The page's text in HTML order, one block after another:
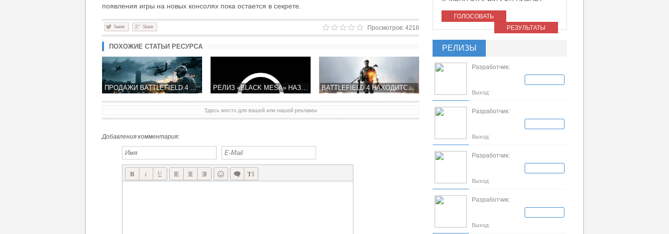
появления игры на новых консолях пока остается в секрете.
Просмотров: 4218
ПОХОЖИЕ СТАТЬИ РЕСУРСА
ПРОДАЖИ BATTLEFIELD 4 ОТ DICE ДОСТИГНУТ 14 МЛН. КОПИЙ РЕЛИЗ «BLACK MESA» НАЗНАЧЕН НА СЕНТЯБРЬ BATTLEFIELD 4 НАХОДИТСЯ В СТАДИИ РАЗРАБОТКИ
Здесь место для вашей или нашей рекламы
Добавления комментария:
ГОЛОСОВАТЬ
РЕЗУЛЬТАТЫ
РЕЛИЗЫ
Разработчик:
Выход:
Разработчик:
Выход:
Разработчик:
Выход:
Разработчик:
Выход: